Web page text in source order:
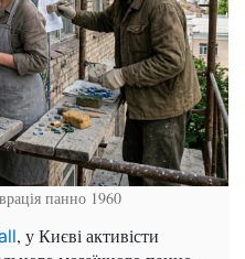
панно 1960
, у Києві активісти